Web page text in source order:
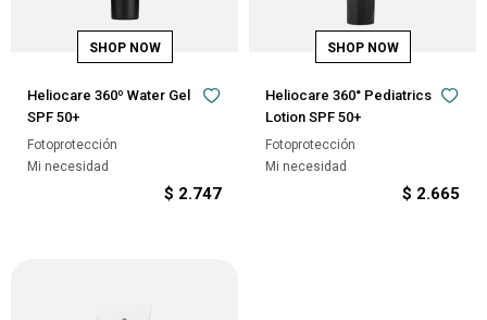
Heliocare 360º Water Gel
SPF 50+
Fotoprotección
Mi necesidad
$ 2.747
Heliocare 360° Pediatrics
Lotion SPF 50+
Fotoprotección
Mi necesidad
$ 2.665